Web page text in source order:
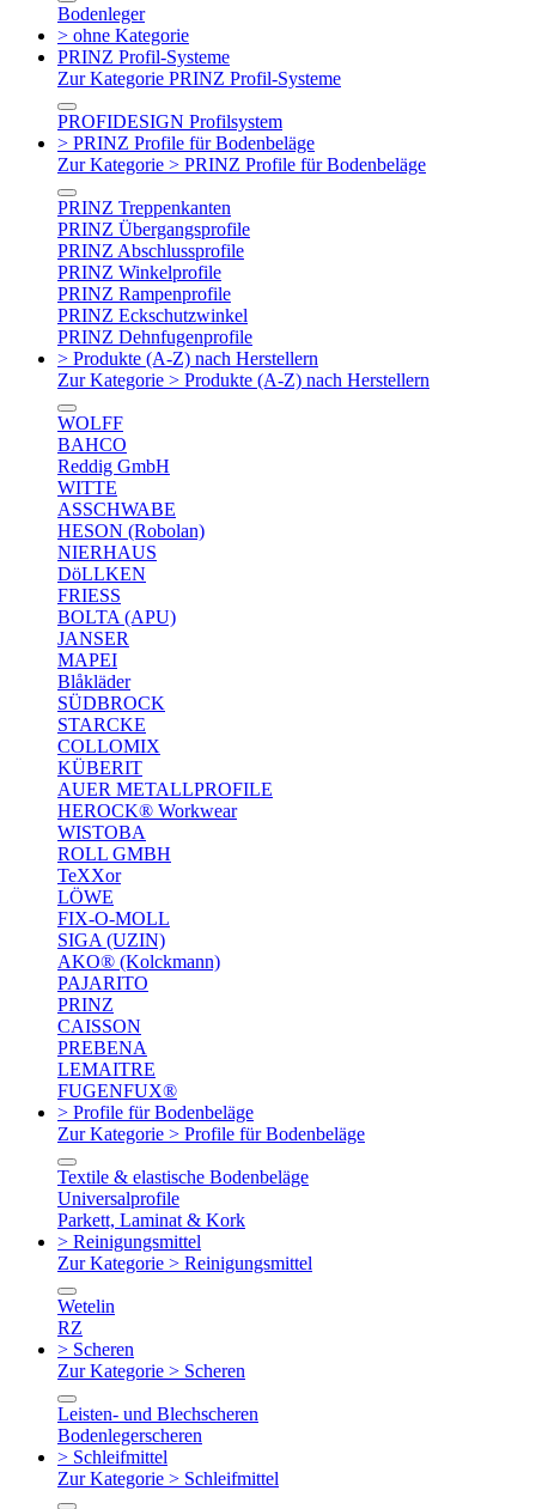
Bodenleger
> ohne Kategorie
PRINZ Profil-Systeme
Zur Kategorie PRINZ Profil-Systeme
PROFIDESIGN Profilsystem
> PRINZ Profile für Bodenbeläge
Zur Kategorie > PRINZ Profile für Bodenbeläge
PRINZ Treppenkanten
PRINZ Übergangsprofile
PRINZ Abschlussprofile
PRINZ Winkelprofile
PRINZ Rampenprofile
PRINZ Eckschutzwinkel
PRINZ Dehnfugenprofile
> Produkte (A-Z) nach Herstellern
Zur Kategorie > Produkte (A-Z) nach Herstellern
WOLFF
BAHCO
Reddig GmbH
WITTE
ASSCHWABE
HESON (Robolan)
NIERHAUS
DöLLKEN
FRIESS
BOLTA (APU)
JANSER
MAPEI
Blåkläder
SÜDBROCK
STARCKE
COLLOMIX
KÜBERIT
AUER METALLPROFILE
HEROCK® Workwear
WISTOBA
ROLL GMBH
TeXXor
LÖWE
FIX-O-MOLL
SIGA (UZIN)
AKO® (Kolckmann)
PAJARITO
PRINZ
CAISSON
PREBENA
LEMAITRE
FUGENFUX®
> Profile für Bodenbeläge
Zur Kategorie > Profile für Bodenbeläge
Textile & elastische Bodenbeläge
Universalprofile
Parkett, Laminat & Kork
> Reinigungsmittel
Zur Kategorie > Reinigungsmittel
Wetelin
RZ
> Scheren
Zur Kategorie > Scheren
Leisten- und Blechscheren
Bodenlegerscheren
> Schleifmittel
Zur Kategorie > Schleifmittel